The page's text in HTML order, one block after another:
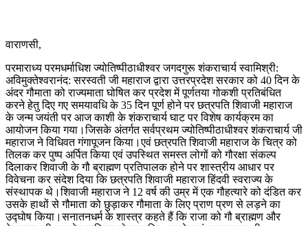
वाराणसी,
परमाराध्य परमधर्माधिश ज्योतिष्पीठाधीश्वर जगदगुरू शंकराचार्य स्वामिश्री:
अविमुक्तेश्वरानंद: सरस्वती जी महाराज द्वारा उत्तरप्रदेश सरकार को 40 दिन के
अंदर गौमाता को राज्यमाता घोषित कर प्रदेश में पूर्णतया गोकशी प्रतिबंधित
करने हेतु दिए गए समयावधि के 35 दिन पूर्ण होने पर छत्रपति शिवाजी महाराज
के जन्म जयंती पर आज काशी के शंकराचार्य घाट पर विशेष कार्यक्रम का
आयोजन किया गया।जिसके अंतर्गत सर्वप्रथम ज्योतिष्पीठाधीश्वर शंकराचार्य जी
महाराज ने विधिवत गंगापूजन किया।एवं छत्रपति शिवाजी महाराज के चित्र को
तिलक कर पुष्प अर्पित किया एवं उपस्थित समस्त लोगों को गौरक्षा संकल्प
दिलाकर शिवाजी के गौ ब्राह्मण प्रतिपालक होने पर शास्त्रीय आधार पर
विवेचना कर संदेश दिया कि छत्रपति शिवाजी महाराज हिंदवी स्वराज्य के
संस्थापक थे।शिवाजी महाराज ने 12 वर्ष की उम्र में एक गौहत्यारे को दंडित कर
उसके हाथों से गौमाता को छुड़ाकर गौमाता के लिए प्राण प्रण से लड़ने का
उद्घोष किया।सनातनधर्म के शास्त्र कहते हैं कि राजा को गौ ब्राह्मण और